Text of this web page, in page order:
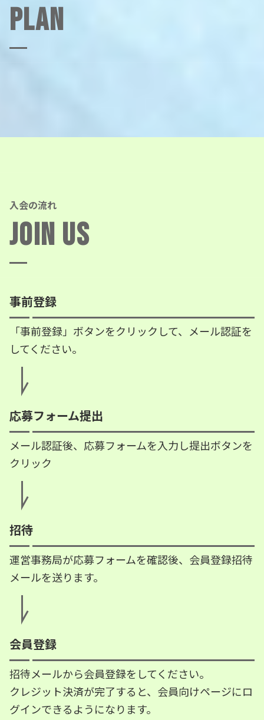
Plan
入会の流れ
Join Us
事前登録
「事前登録」ボタンをクリックして、メール認証を
してください。
応募フォーム提出
メール認証後、応募フォームを入力し提出ボタンを
クリック
招待
運営事務局が応募フォームを確認後、会員登録招待
メールを送ります。
会員登録
招待メールから会員登録をしてください。
クレジット決済が完了すると、会員向けページにロ
グインできるようになります。